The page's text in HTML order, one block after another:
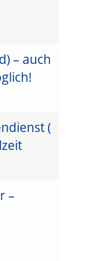
– auch
(
–